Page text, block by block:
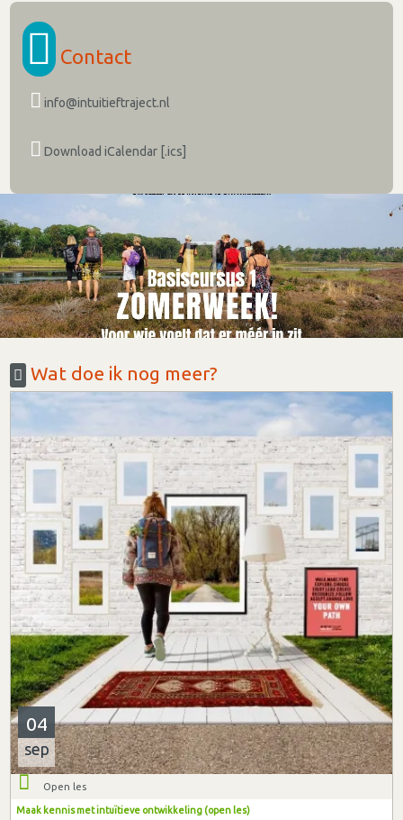
Contact
info@intuitieftraject.nl
Download iCalendar [.ics]
Wat doe ik nog meer?
04
sep
Open les
Maak kennis met intuïtieve ontwikkeling (open les)